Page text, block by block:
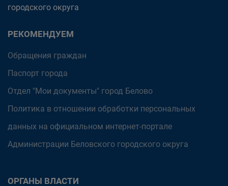
городского округа
РЕКОМЕНДУЕМ
Обращения граждан
Паспорт города
Отдел "Мои документы" город Белово
Политика в отношении обработки персональных
данных на официальном интернет-портале
Администрации Беловского городского округа
ОРГАНЫ ВЛАСТИ